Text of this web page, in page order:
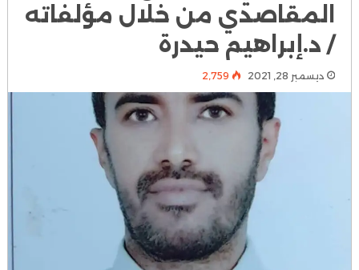
المقاصدي من خلال مؤلفاته
/ د.إبراهيم حيدرة
ديسمبر 28, 2021 2٬759